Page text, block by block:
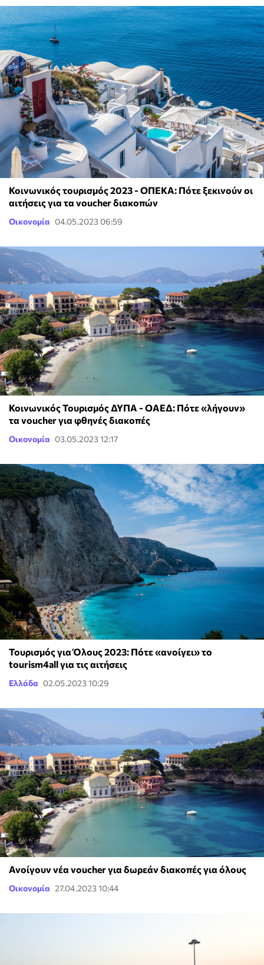
Κοινωνικός τουρισμός 2023 - ΟΠΕΚΑ: Πότε ξεκινούν οι
αιτήσεις για τα voucher διακοπών
Οικονομία 04.05.2023 06:59
Κοινωνικός Τουρισμός ΔΥΠΑ - ΟΑΕΔ: Πότε «λήγουν»
τα voucher για φθηνές διακοπές
Οικονομία 03.05.2023 12:17
Τουρισμός για Όλους 2023: Πότε «ανοίγει» το
tourism4all για τις αιτήσεις
Ελλάδα 02.05.2023 10:29
Ανοίγουν νέα voucher για δωρεάν διακοπές για όλους
Οικονομία 27.04.2023 10:44